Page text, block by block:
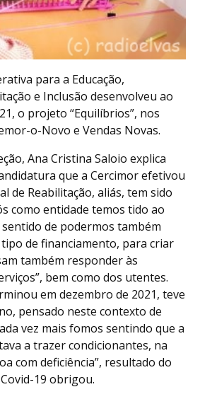
para a Educação,
e Inclusão desenvolveu ao
o projeto “Equilíbrios”, nos
o-Novo e Vendas Novas.
Ana Cristina Saloio explica
que a Cercimor efetivou
de Reabilitação, aliás, tem sido
como entidade temos tido ao
de podermos também
de financiamento, para criar
também responder às
bem como dos utentes.
em dezembro de 2021, teve
pensado neste contexto de
vez mais fomos sentindo que a
a trazer condicionantes, na
com deficiência”, resultado do
19 obrigou.